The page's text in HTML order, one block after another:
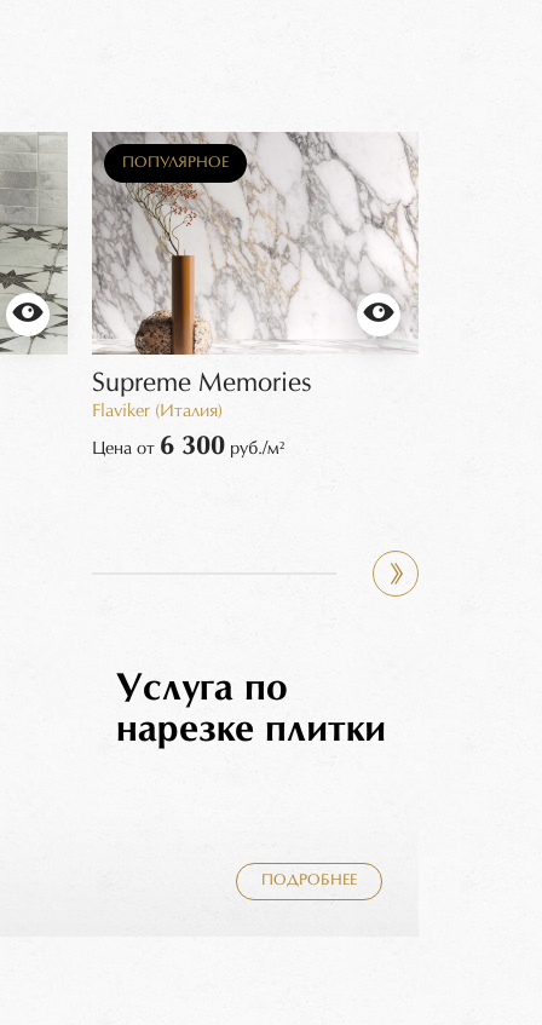
ПОПУЛЯРНОЕ
Supreme Memories
Flaviker (Италия)
Цена от 6 300 руб./м²
Услуга по
нарезке плитки
ПОДРОБНЕЕ